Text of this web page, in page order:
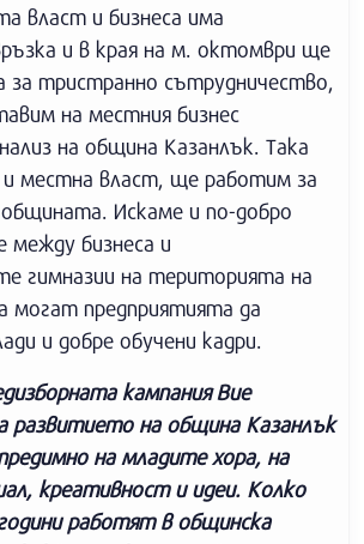
власт и бизнеса има
и в края на м. октомври ще
за тристранно сътрудничество,
на местния бизнес
на община Казанлък. Така
и местна власт, ще работим за
Искаме и по-добро
между бизнеса и
гимназии на територията на
могат предприятията да
и добре обучени кадри.
кампания Вие
развитието на община Казанлък
на младите хора, на
креативност и идеи. Колко
работят в общинска